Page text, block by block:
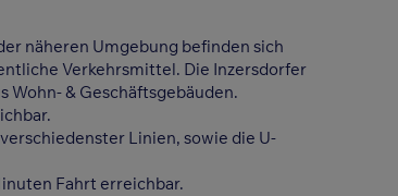
näheren Umgebung befinden sich
Verkehrsmittel. Die Inzersdorfer
Wohn- & Geschäftsgebäuden.
Linien, sowie die U-
Fahrt erreichbar.